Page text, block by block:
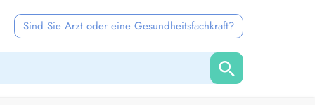
Sind Sie Arzt oder eine Gesundheitsfachkraft?